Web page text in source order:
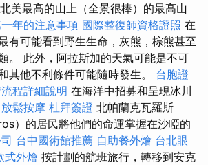
美最高的山上（全景很棒）的最高山
年的注意事項 國際整復師資格證照 在
有可能看到野生生命，灰熊，棕熊甚至
。 此外，阿拉斯加的天氣可能是不可
其他不利條件可能隨時發生。 台胞證
程詳細說明 在海洋中招募和呈現冰川
鬆按摩 杜拜簽證 北帕蘭克瓦羅斯
）的居民將他們的命運掌握在沙啞的
台中國術館推薦 自助餐外燴 台北眼
式外燴 按計劃的航班旅行，轉移到安克